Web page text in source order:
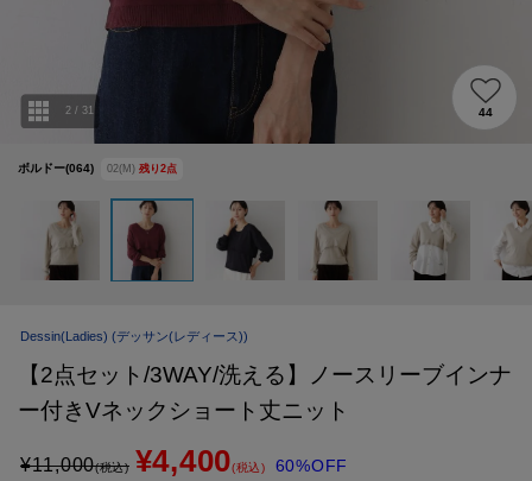
ボルドー(064) 02(M) 残り 2点
2 / 31 44
Dessin(Ladies) (デッサン(レディース))
【2点セット/3WAY/洗える】ノースリーブインナ
ー付きVネックショート丈ニット
¥11,000(税込) ¥4,400(税込) 60%OFF